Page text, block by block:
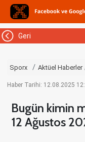
Geri
Sporx Aktüel Haberler
Haber Tarihi: 12.08.2025
Bugün kimin
12 Ağustos